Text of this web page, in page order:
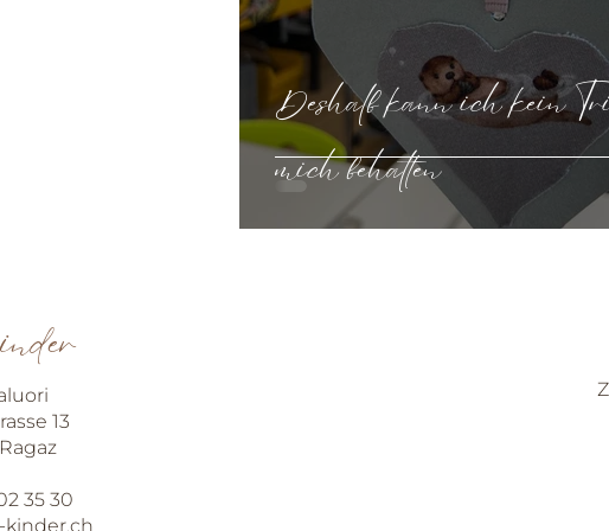
Deshalb kann ich kein
mich behalten
13
35 30